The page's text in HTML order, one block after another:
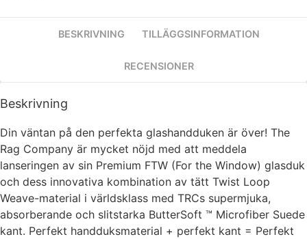
BESKRIVNING TILLÄGGSINFORMATION
RECENSIONER
Beskrivning
Din väntan på den perfekta glashandduken är över! The
Rag Company är mycket nöjd med att meddela
lanseringen av sin Premium FTW (For the Window) glasduk
och dess innovativa kombination av tätt Twist Loop
Weave-material i världsklass med TRCs supermjuka,
absorberande och slitstarka ButterSoft ™ Microfiber Suede
kant. Perfekt handduksmaterial + perfekt kant = Perfekt
Upplevelse
möjligt under
ditt besök.
Om du nekar
de här
kakorna
kommer viss
funktionalitet
att försvinna
från
hemsidan.